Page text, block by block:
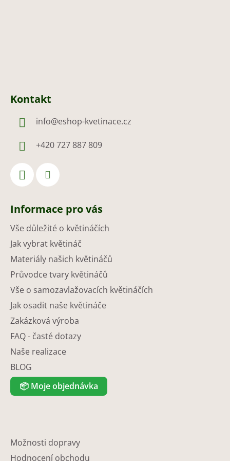
Kontakt
info@eshop-kvetinace.cz
+420 727 887 809
Informace pro vás
Vše důležité o květináčích
Jak vybrat květináč
Materiály našich květináčů
Průvodce tvary květináčů
Vše o samozavlažovacích květináčích
Jak osadit naše květináče
Zakázková výroba
FAQ - časté dotazy
Naše realizace
BLOG
📦 Moje objednávka
Možnosti dopravy
Hodnocení obchodu